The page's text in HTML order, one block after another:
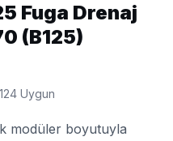
Fuga Drenaj
(B125)
Uygun
modüler boyutuyla